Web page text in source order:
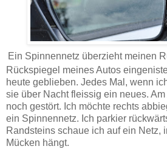
Ein Spinnennetz überzieht meinen
Rückspiegel meines Autos
heute geblieben. Jedes Mal, wenn
sie über Nacht fleissig ein neues.
noch gestört. Ich möchte rechts
ein Spinnennetz. Ich parkier
Randsteins schaue ich auf ein Netz,
Mücken hängt.